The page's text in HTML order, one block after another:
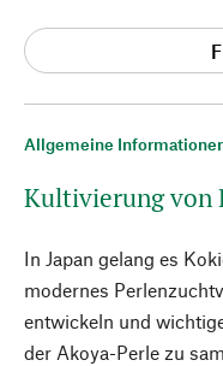
Allgemeine
Kultivierung von
In Japan gelang es
modernes
entwickeln und
der Akoya-Perle zu